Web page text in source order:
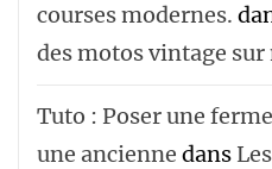
courses modernes.
des motos vintage sur
Tuto : Poser une
une ancienne dans